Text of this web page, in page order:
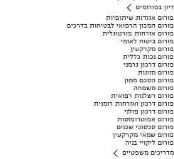
דיון בפורומים
פורום אגודות שיתופיות
פורום המכון הרפואי לבטיחות בדרכים
פורום אזרחות פורטוגלית
פורום ביטוח לאומי
פורום מקרקעין
פורום נכות כללית
פורום דרכון גרמני
פורום מזונות
פורום הסכם ממון
פורום משפחה
פורום רשלנות רפואית
פורום דרכון ואזרחות רומנית
פורום דרכון פולני
פורום אפוטרופוסות
פורום סכסוכי שכנים
פורום שמאי מקרקעין
פורום ליקויי בניה
מדריכים משפטיים